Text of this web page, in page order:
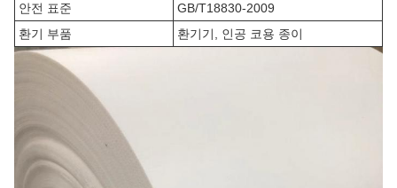
안전 표준
GB/T18830-2009
환기 부품
환기기, 인공 코용 종이